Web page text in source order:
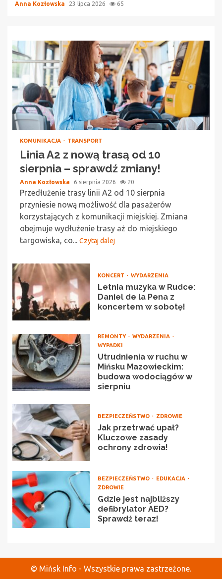
Anna Kozłowska 23 lipca 2026 65
KOMUNIKACJA TRANSPORT
Linia A2 z nową trasą od 10
sierpnia – sprawdź zmiany!
Anna Kozłowska 6 sierpnia 2026 20
Przedłużenie trasy linii A2 od 10 sierpnia
przyniesie nową możliwość dla pasażerów
korzystających z komunikacji miejskiej. Zmiana
obejmuje wydłużenie trasy aż do miejskiego
targowiska, co... Czytaj dalej
KONCERT WYDARZENIA
Letnia muzyka w Rudce:
Daniel de la Pena z
koncertem w sobotę!
REMONTY
WYDARZENIA
WYPADKI
Utrudnienia w ruchu w
Mińsku Mazowieckim:
budowa wodociągów w
sierpniu
BEZPIECZEŃSTWO ZDROWIE
Jak przetrwać upał?
Kluczowe zasady
ochrony zdrowia!
BEZPIECZEŃSTWO
EDUKACJA
ZDROWIE
Gdzie jest najbliższy
defibrylator AED?
Sprawdź teraz!
© Mińsk Info - Wszystkie prawa zastrzeżone.